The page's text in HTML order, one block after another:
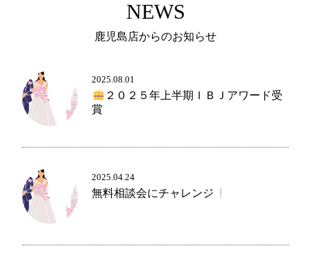
NEWS
鹿児島店からのお知らせ
2025.08.01
２０２５年上半期ＩＢＪアワード受
賞
2025.04.24
無料相談会にチャレンジ